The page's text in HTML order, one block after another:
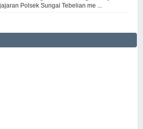
Polsek Sungai Tebelian me ...